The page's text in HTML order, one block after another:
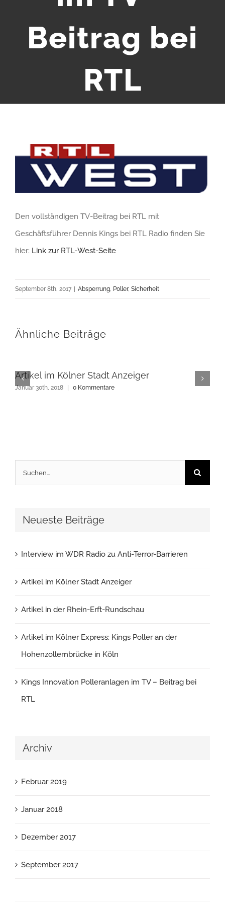
Beitrag bei
RTL
grösseres
Den vollständigen TV-Beitrag bei RTL mit
Geschäftsführer Dennis Kings bei RTL Radio finden Sie
hier: Link zur RTL-West-Seite
September 8th, 2017 Absperrung, Poller, Sicherheit
Ähnliche Beiträge
Artikel im Kölner Stadt Anzeiger
Januar 30th, 2018 0 Kommentare
Suche
nach:
Neueste Beiträge
Interview im WDR Radio zu Anti-Terror-Barrieren
Artikel im Kölner Stadt Anzeiger
Artikel in der Rhein-Erft-Rundschau
Artikel im Kölner Express: Kings Poller an der
Hohenzollernbrücke in Köln
Kings Innovation Polleranlagen im TV – Beitrag bei
RTL
Archiv
Februar 2019
Januar 2018
Dezember 2017
September 2017